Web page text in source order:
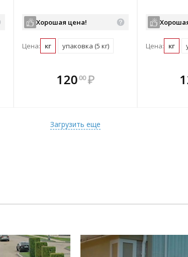
В комплекте
всегда выгоднее!
Хорошая цена!
Цена: кг упаковка (5 кг)
12000 ₽
В
всегда
Цена: кг
В комплекте
всегда выгоднее!
Загрузить еще